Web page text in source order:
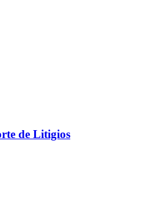
de Litigios